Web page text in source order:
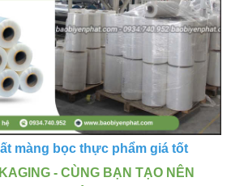
màng bọc thực phẩm giá tốt
- CÙNG BẠN TẠO NÊN